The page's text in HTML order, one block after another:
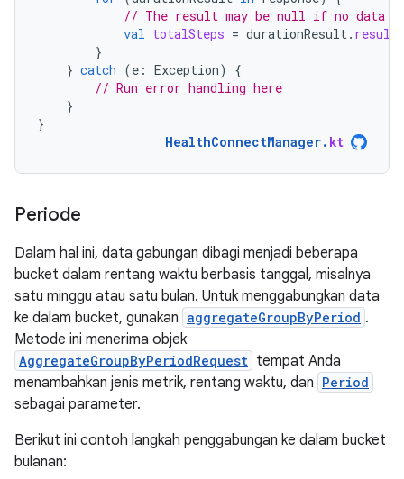
// The result may be null if no data
val totalSteps = durationResult. result
}
} catch (e : Exception)
{
// Run error handling here
}
}
HealthConnectManager. kt
Periode
Dalam hal ini, data gabungan dibagi menjadi beberapa
bucket dalam rentang waktu berbasis tanggal, misalnya
satu minggu atau satu bulan. Untuk menggabungkan data
ke dalam bucket, gunakan aggregateGroupByPeriod .
Metode ini menerima objek
AggregateGroupByPeriodRequest tempat Anda
menambahkan jenis metrik, rentang waktu, dan Period
sebagai parameter.
Berikut ini contoh langkah penggabungan ke dalam bucket
bulanan: